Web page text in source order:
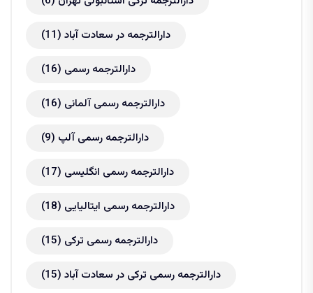
دارالترجمه در سعادت آباد (11)
دارالترجمه رسمی (16)
دارالترجمه رسمی آلمانی (16)
دارالترجمه رسمی آلپ (9)
دارالترجمه رسمی انگلیسی (17)
دارالترجمه رسمی ایتالیایی (18)
دارالترجمه رسمی ترکی (15)
دارالترجمه رسمی ترکی در سعادت آباد (15)